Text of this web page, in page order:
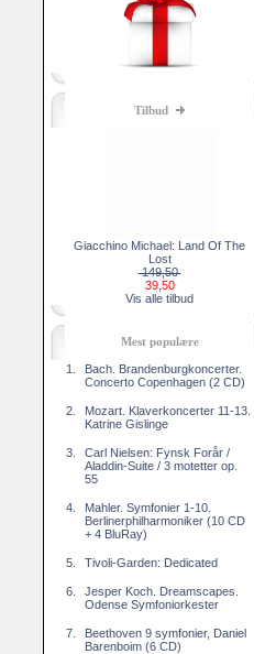
Tilbud
Giacchino Michael: Land Of The
Lost
149,50
39,50
Vis alle tilbud
Mest populære
1.
Bach. Brandenburgkoncerter.
Concerto Copenhagen (2 CD)
2.
Mozart. Klaverkoncerter 11-13.
Katrine Gislinge
3.
Carl Nielsen: Fynsk Forår /
Aladdin-Suite / 3 motetter op.
55
4.
Mahler. Symfonier 1-10.
Berlinerphilharmoniker (10 CD
+ 4 BluRay)
5. Tivoli-Garden: Dedicated
6.
Jesper Koch. Dreamscapes.
Odense Symfoniorkester
7.
Beethoven 9 symfonier, Daniel
Barenboim (6 CD)